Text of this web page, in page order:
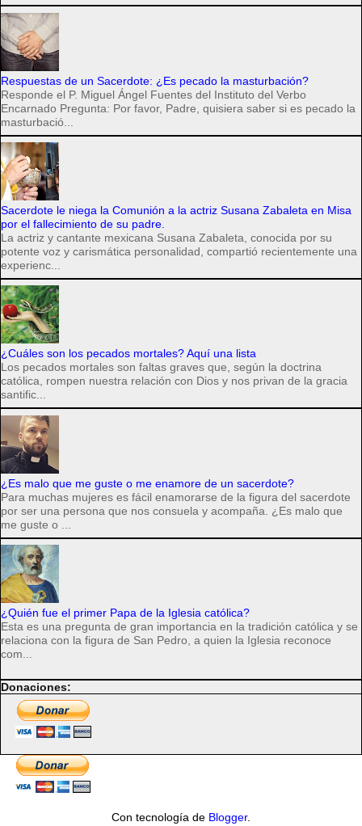
Respuestas de un Sacerdote: ¿Es pecado la masturbación?
Responde el P. Miguel Ángel Fuentes del Instituto del Verbo
Encarnado Pregunta: Por favor, Padre, quisiera saber si es pecado la
masturbació...
Sacerdote le niega la Comunión a la actriz Susana Zabaleta en Misa
por el fallecimiento de su padre.
La actriz y cantante mexicana Susana Zabaleta, conocida por su
potente voz y carismática personalidad, compartió recientemente una
experienc...
¿Cuáles son los pecados mortales? Aquí una lista
Los pecados mortales son faltas graves que, según la doctrina
católica, rompen nuestra relación con Dios y nos privan de la gracia
santific...
¿Es malo que me guste o me enamore de un sacerdote?
Para muchas mujeres es fácil enamorarse de la figura del sacerdote
por ser una persona que nos consuela y acompaña. ¿Es malo que
me guste o ...
¿Quién fue el primer Papa de la Iglesia católica?
Esta es una pregunta de gran importancia en la tradición católica y se
relaciona con la figura de San Pedro, a quien la Iglesia reconoce
com...
Donaciones:
Con tecnología de Blogger.